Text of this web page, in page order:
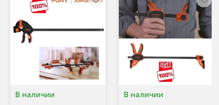
В наличии В наличии